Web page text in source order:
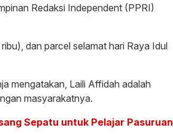
Redaksi Independent (PPRI)
dan parcel selamat hari Raya Idul
mengatakan, Laili Affidah adalah
masyarakatnya.
Sepatu untuk Pelajar Pasuruan